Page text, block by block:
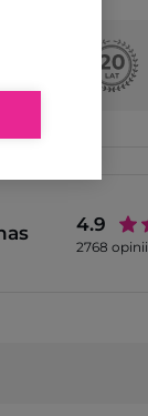
4.9
2768 opinii